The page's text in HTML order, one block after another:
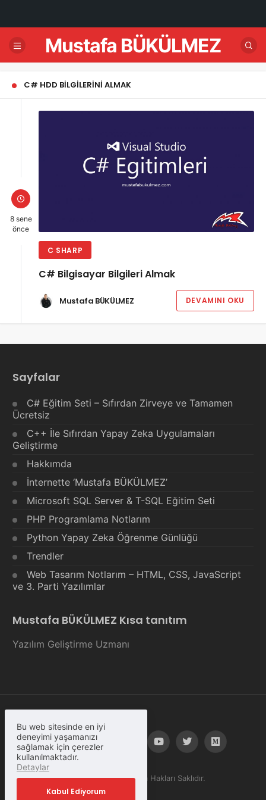
Mustafa BÜKÜLMEZ
C# HDD BILGILERINI ALMAK
8 sene
önce
C SHARP
C# Bilgisayar Bilgileri Almak
Mustafa BÜKÜLMEZ DEVAMINI OKU
Sayfalar
C# Eğitim Seti – Sıfırdan Zirveye ve Tamamen
Ücretsiz
C++ İle Sıfırdan Yapay Zeka Uygulamaları
Geliştirme
Hakkımda
İnternette ‘Mustafa BÜKÜLMEZ’
Microsoft SQL Server & T-SQL Eğitim Seti
PHP Programlama Notlarım
Python Yapay Zeka Öğrenme Günlüğü
Trendler
Web Tasarım Notlarım – HTML, CSS, JavaScript
ve 3. Parti Yazılımlar
Mustafa BÜKÜLMEZ Kısa tanıtım
Yazılım Geliştirme Uzmanı
© Copyright 2023, Tüm Hakları Saklıdır.
Bu web sitesinde en iyi
deneyimi yaşamanızı
sağlamak için çerezler
kullanılmaktadır.
Detaylar
Kabul Ediyorum